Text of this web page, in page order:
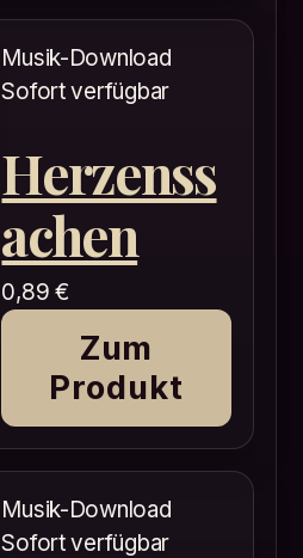
Musik-Download
Sofort verfügbar
Herzenss
achen
0,89€
Zum
Produkt
Musik-Download
Sofort verfügbar